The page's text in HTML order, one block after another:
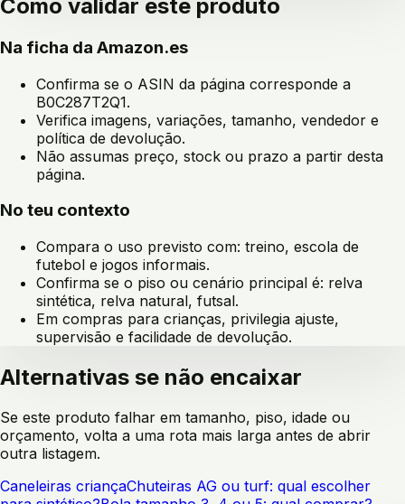
Como validar este produto
Na ficha da Amazon.es
Confirma se o ASIN da página corresponde a
B0C287T2Q1.
Verifica imagens, variações, tamanho, vendedor e
política de devolução.
Não assumas preço, stock ou prazo a partir desta
página.
No teu contexto
Compara o uso previsto com: treino, escola de
futebol e jogos informais.
Confirma se o piso ou cenário principal é: relva
sintética, relva natural, futsal.
Em compras para crianças, privilegia ajuste,
supervisão e facilidade de devolução.
Alternativas se não encaixar
Se este produto falhar em tamanho, piso, idade ou
orçamento, volta a uma rota mais larga antes de abrir
outra listagem.
Caneleiras criançaChuteiras AG ou turf: qual escolher